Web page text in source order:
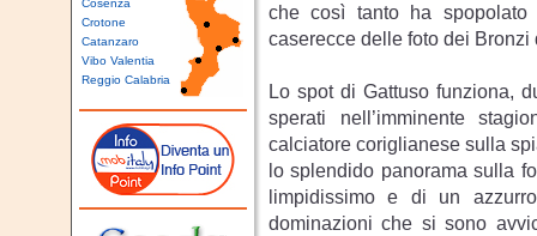
Cosenza
Crotone
Catanzaro
Vibo Valentia
Reggio Calabria
che così tanto ha
caserecce delle foto dei
Lo spot di Gattuso funziona,
sperati nell’imminente
calciatore coriglianese sulla
lo splendido panorama sulla
limpidissimo e di un
dominazioni che si sono